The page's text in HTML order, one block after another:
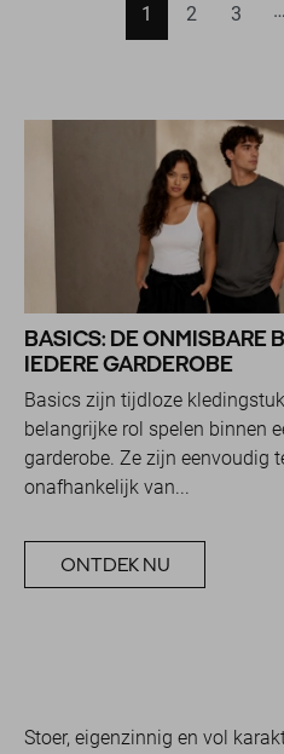
1 2 3
BASICS: DE ONMISBARE
IEDERE GARDEROBE
Basics zijn tijdloze
belangrijke rol spelen binnen
garderobe. Ze zijn eenvoudig
onafhankelijk van...
ONTDEK NU
Stoer, eigenzinnig en vol